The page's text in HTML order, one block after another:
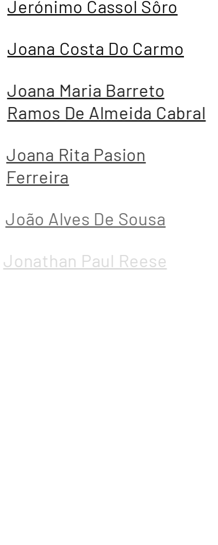
Jerónimo Cassol Sôro
Joana Costa Do Carmo
Joana Maria Barreto
Ramos De Almeida Cabral
Joana Rita Pasion
Ferreira
João Alves De Sousa
Jonathan Paul Reese